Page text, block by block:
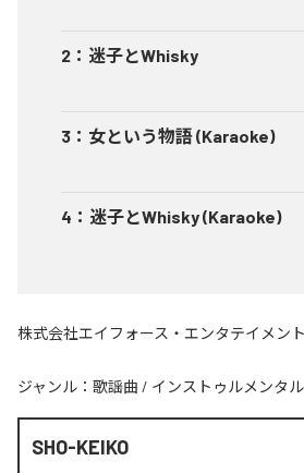
2 ： 迷子とWhisky
3 ： 女という物語 (Karaoke)
4 ： 迷子とWhisky (Karaoke)
株式会社エイフォース・エンタテイメント
ジャンル： 歌謡曲 / インストゥルメンタル
SHO-KEIKO